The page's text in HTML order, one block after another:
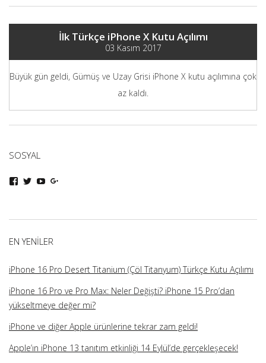
İlk Türkçe iPhone X Kutu Açılımı
03 Kasım 2017
Büyük gün geldi, Gümüş ve Uzay Grisi iPhone X kutu açılımına çok
az kaldı.
SOSYAL
iphoneturka
profilini
iphoneturka
profilini
iphoneturka
profiliniprofilini
EN YENILER
iPhone 16 Pro Desert Titanium (Çöl Titanyum) Türkçe Kutu Açılımı
iPhone 16 Pro ve Pro Max: Neler Değişti? iPhone 15 Pro’dan
yükseltmeye değer mi?
iPhone ve diğer Apple ürünlerine tekrar zam geldi!
Apple’ın iPhone 13 tanıtım etkinliği 14 Eylül’de gerçekleşecek!